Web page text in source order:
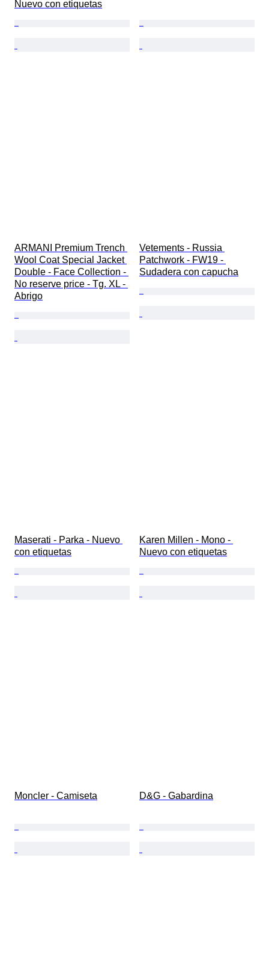
Nuevo con etiquetas
ARMANI Premium Trench
Wool Coat Special Jacket
Double - Face Collection -
No reserve price - Tg. XL -
Abrigo
Vetements - Russia
Patchwork - FW19 -
Sudadera con capucha
Maserati - Parka - Nuevo
con etiquetas
Karen Millen - Mono -
Nuevo con etiquetas
Moncler - Camiseta D&G - Gabardina